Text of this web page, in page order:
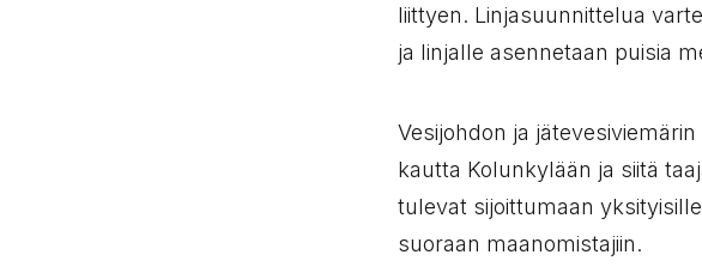
liittyen. Linjasuunnittelua
ja linjalle asennetaan puisia
Vesijohdon ja
kautta Kolunkylään ja siitä
tulevat sijoittumaan
suoraan maanomistajiin.